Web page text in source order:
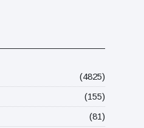
(4825)
(155)
(81)